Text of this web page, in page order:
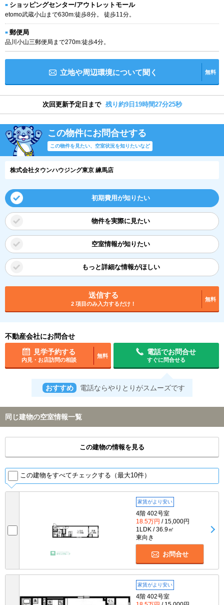
ショッピングセンター/アウトレットモール
etomo武蔵小山まで630m:徒歩8分。 徒歩11分。
郵便局
品川小山三郵便局まで270m:徒歩4分。
立地や周辺環境について聞く 無料
次回更新予定日まで 残り約9日19時間27分24秒
この物件にお問合せする
この物件を見たい、空室状況を知りたいなど
株式会社タウンハウジング東京 練馬店
初期費用が知りたい
物件を実際に見たい
空室情報が知りたい
もっと詳細な情報がほしい
送信する
2 項目のみ入力するだけ！
無料
不動産会社にお問合せ
見学予約する
内見・お店訪問の相談
無料
電話でお問合せ
すぐに問合せる
おすすめ 電話ならやりとりがスムーズです
同じ建物の空室情報一覧
この建物の情報を見る
この建物をすべてチェックする（最大10件）
家賃がより安い
4階 402号室
18.5万円 / 15,000円
1LDK / 36.9㎡
東向き
お問合せ
家賃がより安い
4階 402号室